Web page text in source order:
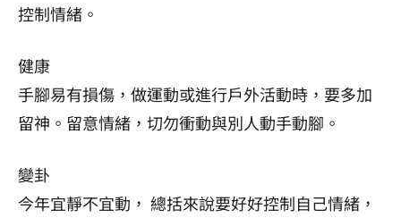
控制情緒。
健康
手腳易有損傷，做運動或進行戶外活動時，要多加
留神。留意情緒，切勿衝動與別人動手動腳。
變卦
今年宜靜不宜動， 總括來說要好好控制自己情緒，